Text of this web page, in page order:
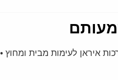
איראן לעימות מבית